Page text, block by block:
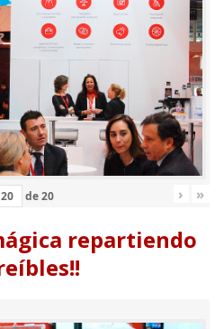
de20 › »
repartiendo